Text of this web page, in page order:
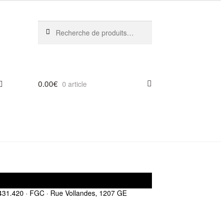
pour :
0.00€ 0 article
· FGC · Rue Vollandes, 1207 GE